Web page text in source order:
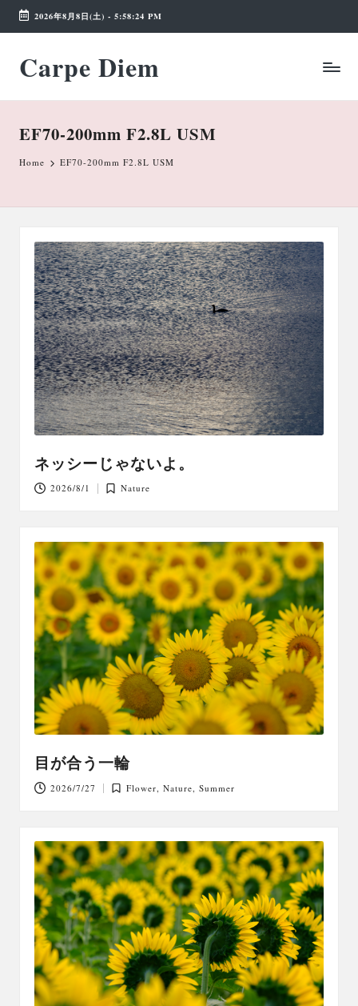
Skip
content
2026年8月8日(土) - 5:58:25 PM
Carpe Diem
Weekend
Wonderland
EF70-200mm F2.8L USM
Home EF70-200mm F2.8L USM
ネッシーじゃないよ。
2026/8/1
Posted
Nature
目が合う一輪
2026/7/27
Posted
Flower ,Nature ,Summer